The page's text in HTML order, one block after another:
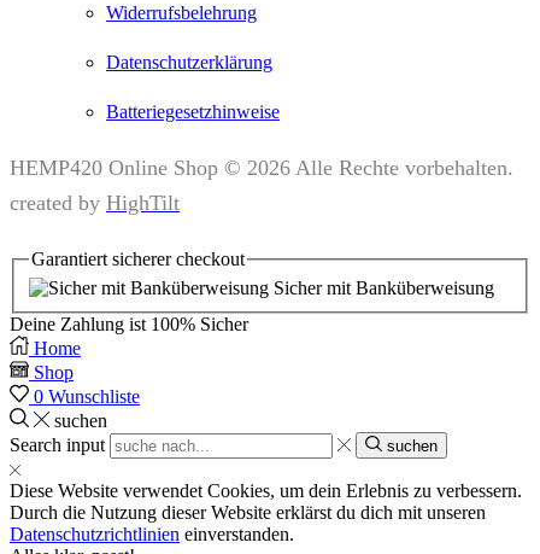
Widerrufsbelehrung
Datenschutzerklärung
Batteriegesetzhinweise
HEMP420 Online Shop © 2026 Alle Rechte vorbehalten.
created by HighTilt
Garantiert sicherercheckout
Sicher mit Banküberweisung
Deine Zahlung ist 100% Sicher
Home
Shop
0 Wunschliste
suchen
Search input
suchen
Diese Website verwendet Cookies, um dein Erlebnis zu verbessern.
Durch die Nutzung dieser Website erklärst du dich mit unseren
Datenschutzrichtlinien einverstanden.